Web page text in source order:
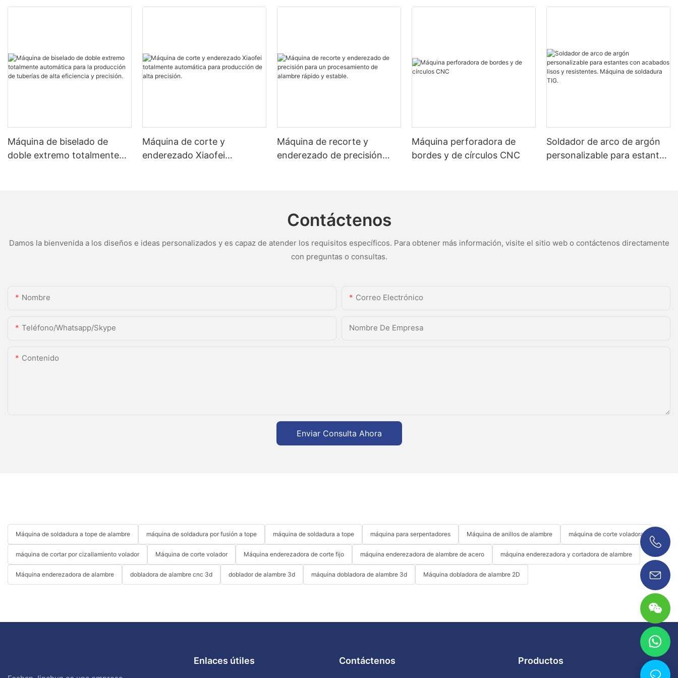
Máquina de biselado de
doble extremo totalmente
Máquina de corte y
enderezado Xiaofei
Máquina de recorte y
enderezado de precisión
Máquina perforadora de
bordes y de círculos CNC
Soldador de arco de argón
personalizable para estantes
Contáctenos
Damos la bienvenida a los diseños e ideas personalizados y es capaz de atender los requisitos específicos. Para obtener más información, visite el sitio web o contáctenos directamente
con preguntas o consultas.
Nombre Correo Electrónico
Teléfono/whatsapp/skype Nombre De Empresa
Contenido
Enviar Consulta Ahora
Máquina de soldadura a tope de alambre máquina de soldadura por fusión a tope máquina de soldadura a tope máquina para serpentadores Máquina de anillos de alambre máquina de corte voladora
máquina de cortar por cizallamiento volador Máquina de corte volador Máquina enderezadora de corte fijo máquina enderezadora de alambre de acero máquina enderezadora y cortadora de alambre
Máquina enderezadora de alambre dobladora de alambre cnc 3d doblador de alambre 3d máquina dobladora de alambre 3d Máquina dobladora de alambre 2D
Enlaces útiles Contáctenos Productos